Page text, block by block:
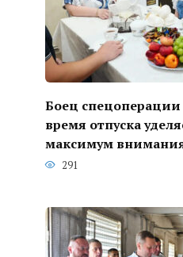
Боец спецоперации
время отпуска
максимум
291